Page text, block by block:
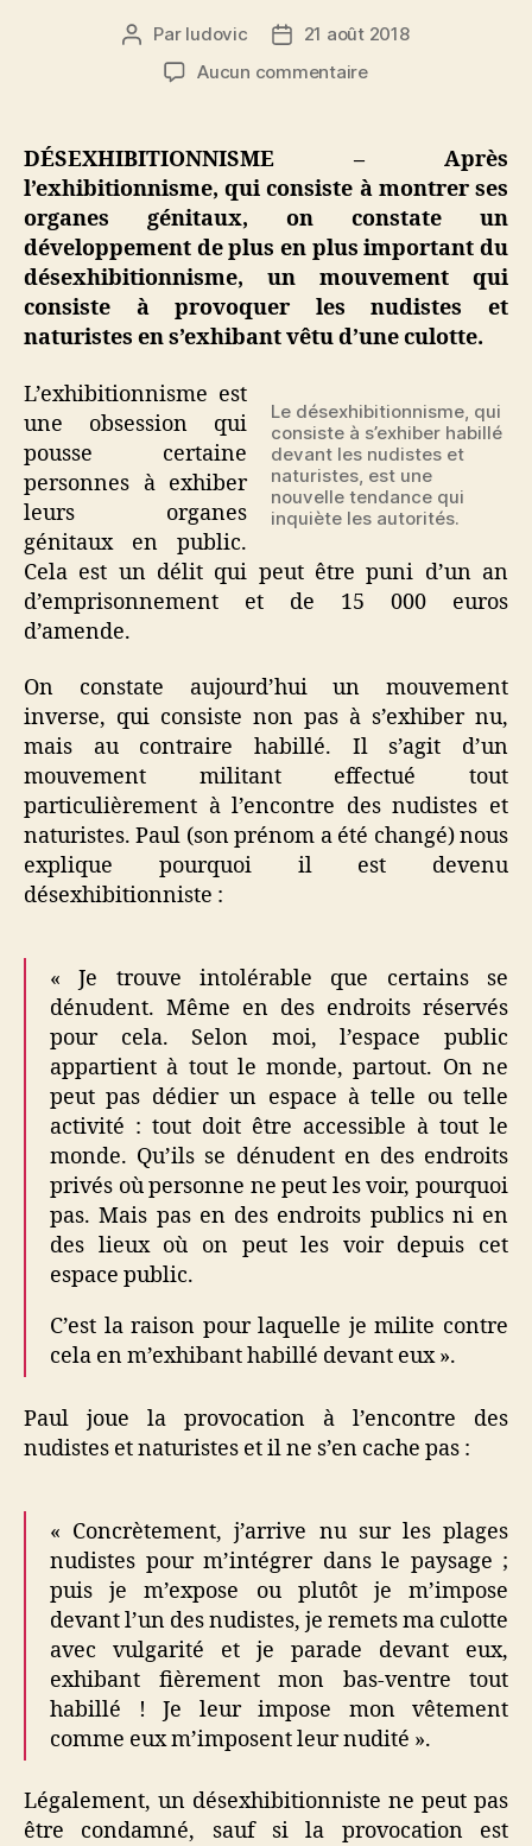
Auteur
l’article
Par ludovic
Date21 août 2018
Aucun commentairesur
désexhibitionnisme
qui
consiste
à
provoquer
en
étant
DÉSEXHIBITIONNISME – Après
l’exhibitionnisme, qui consiste à montrer ses
organes génitaux, on constate un
développement de plus en plus important du
désexhibitionnisme, un mouvement qui
consiste à provoquer les nudistes et
naturistes en s’exhibant vêtu d’une culotte.
Le désexhibitionnisme, qui
consiste à s’exhiber habillé
devant les nudistes et
naturistes, est une
nouvelle tendance qui
inquiète les autorités.
L’exhibitionnisme est
une obsession qui
pousse certaine
personnes à exhiber
leurs organes
génitaux en public.
Cela est un délit qui peut être puni d’un an
d’emprisonnement et de 15 000 euros
d’amende.
On constate aujourd’hui un mouvement
inverse, qui consiste non pas à s’exhiber nu,
mais au contraire habillé. Il s’agit d’un
mouvement militant effectué tout
particulièrement à l’encontre des nudistes et
naturistes. Paul (son prénom a été changé) nous
explique pourquoi il est devenu
désexhibitionniste :
« Je trouve intolérable que certains se
dénudent. Même en des endroits réservés
pour cela. Selon moi, l’espace public
appartient à tout le monde, partout. On ne
peut pas dédier un espace à telle ou telle
activité : tout doit être accessible à tout le
monde. Qu’ils se dénudent en des endroits
privés où personne ne peut les voir, pourquoi
pas. Mais pas en des endroits publics ni en
des lieux où on peut les voir depuis cet
espace public.
C’est la raison pour laquelle je milite contre
cela en m’exhibant habillé devant eux ».
Paul joue la provocation à l’encontre des
nudistes et naturistes et il ne s’en cache pas :
« Concrètement, j’arrive nu sur les plages
nudistes pour m’intégrer dans le paysage ;
puis je m’expose ou plutôt je m’impose
devant l’un des nudistes, je remets ma culotte
avec vulgarité et je parade devant eux,
exhibant fièrement mon bas-ventre tout
habillé ! Je leur impose mon vêtement
comme eux m’imposent leur nudité ».
Légalement, un désexhibitionniste ne peut pas
être condamné, sauf si la provocation est